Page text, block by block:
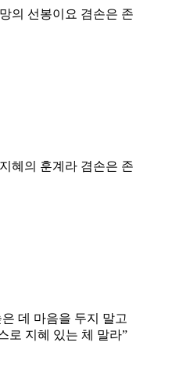
의 선봉이요 겸손은 존
혜의 훈계라 겸손은 존
데 마음을 두지 말고
로 지혜 있는 체 말라”